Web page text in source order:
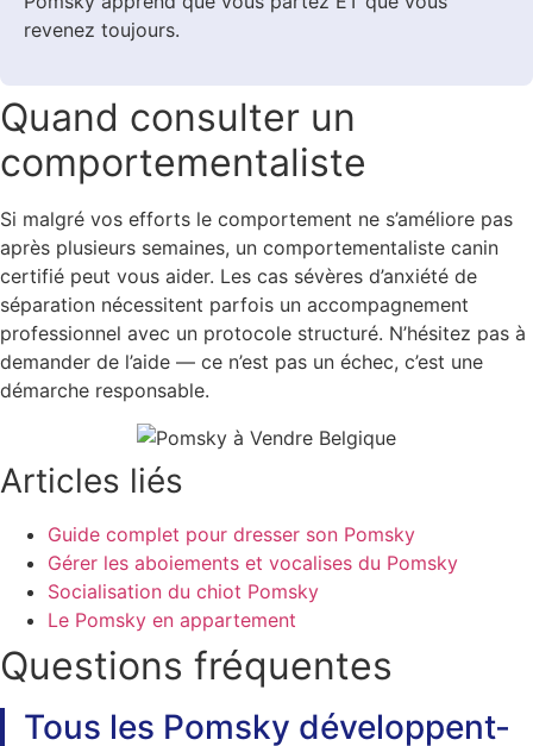
revenez toujours.
Quand consulter un
comportementaliste
Si malgré vos efforts le comportement ne s’améliore pas
après plusieurs semaines, un comportementaliste canin
certifié peut vous aider. Les cas sévères d’anxiété de
séparation nécessitent parfois un accompagnement
professionnel avec un protocole structuré. N’hésitez pas à
demander de l’aide — ce n’est pas un échec, c’est une
démarche responsable.
Articles liés
Guide complet pour dresser son Pomsky
Gérer les aboiements et vocalises du Pomsky
Socialisation du chiot Pomsky
Le Pomsky en appartement
Questions fréquentes
Tous les Pomsky développent-